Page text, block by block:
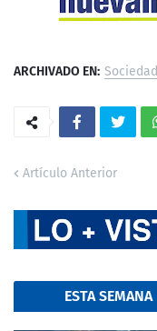
ARCHIVADO EN: Sociedad
Artículo Anterior
ESTA SEMANA